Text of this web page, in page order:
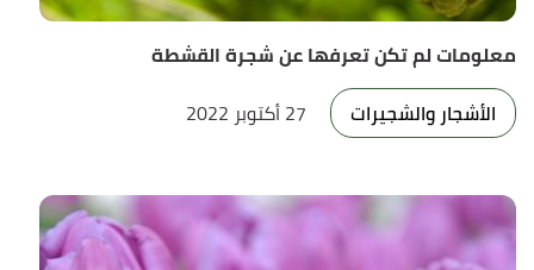
معلومات لم تكن تعرفها عن شجرة القشطة
الأشجار والشجيرات
27 أكتوبر 2022